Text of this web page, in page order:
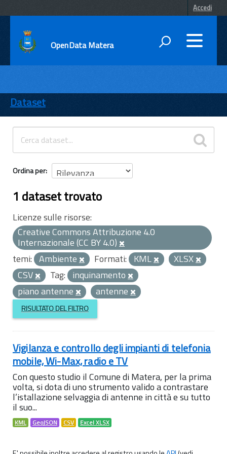
Accedi
OpenData Matera
ENTI
TEMI
INFORMAZIONI
Dataset
Ordina per
1 dataset trovato
Licenze sulle risorse:
Creative Commons Attribuzione 4.0
Internazionale (CC BY 4.0)
temi: Ambiente Formati: KML
XLSX
CSV
Tag: inquinamento
piano antenne
antenne
RISULTATO DEL FILTRO
Vigilanza e controllo degli impianti di telefonia
mobile, Wi-Max, radio e TV
Con questo studio il Comune di Matera, per la prima
volta, si dota di uno strumento valido a contrastare
l’istallazione selvaggia di antenne in città e su tutto
il suo...
KML GeoJSON CSV Excel XLSX